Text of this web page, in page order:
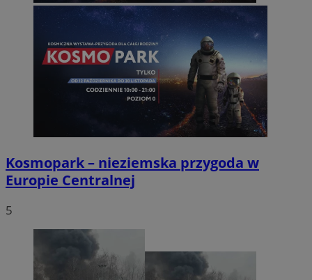
Kosmopark – nieziemska przygoda w
Europie Centralnej
5